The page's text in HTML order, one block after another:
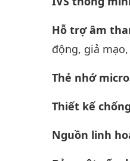
Hỗ trợ âm
động, giả
Thẻ nhớ
Thiết kế
Nguồn linh